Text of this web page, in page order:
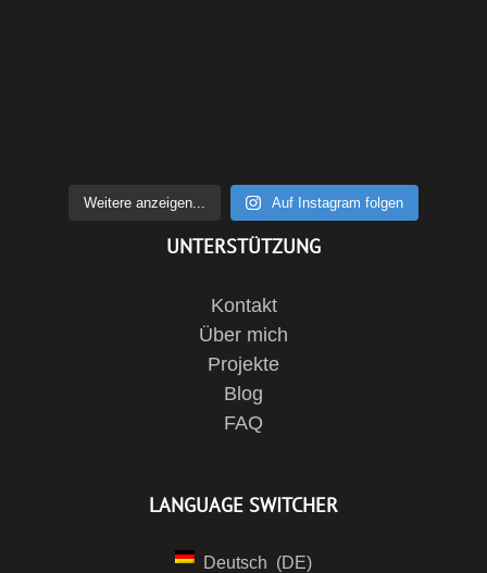
Weitere anzeigen... Auf Instagram folgen
UNTERSTÜTZUNG
Kontakt
Über mich
Projekte
Blog
FAQ
LANGUAGE SWITCHER
Deutsch DE